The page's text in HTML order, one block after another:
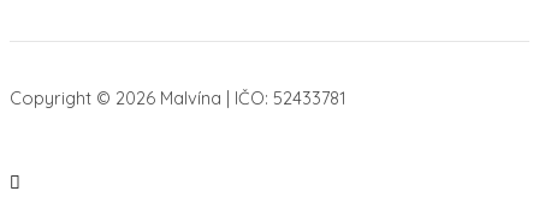
Copyright © 2026 Malvína | IČO: 52433781